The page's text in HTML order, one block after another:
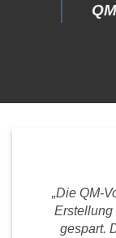
„Die QM-
Erstellung
gespart.